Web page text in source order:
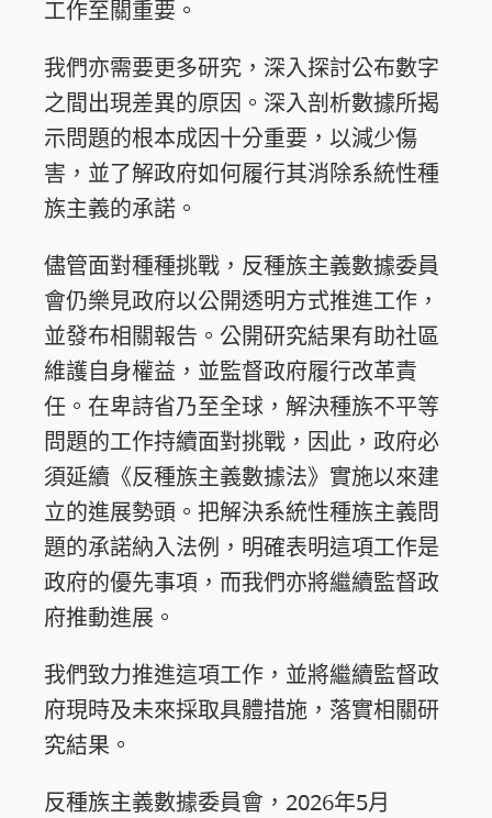
工作至關重要。
我們亦需要更多研究，深入探討公布數字
之間出現差異的原因。深入剖析數據所揭
示問題的根本成因十分重要，以減少傷
害，並了解政府如何履行其消除系統性種
族主義的承諾。
儘管面對種種挑戰，反種族主義數據委員
會仍樂見政府以公開透明方式推進工作，
並發布相關報告。公開研究結果有助社區
維護自身權益，並監督政府履行改革責
任。在卑詩省乃至全球，解決種族不平等
問題的工作持續面對挑戰，因此，政府必
須延續《反種族主義數據法》實施以來建
立的進展勢頭。把解決系統性種族主義問
題的承諾納入法例，明確表明這項工作是
政府的優先事項，而我們亦將繼續監督政
府推動進展。
我們致力推進這項工作，並將繼續監督政
府現時及未來採取具體措施，落實相關研
究結果。
反種族主義數據委員會，2026年5月